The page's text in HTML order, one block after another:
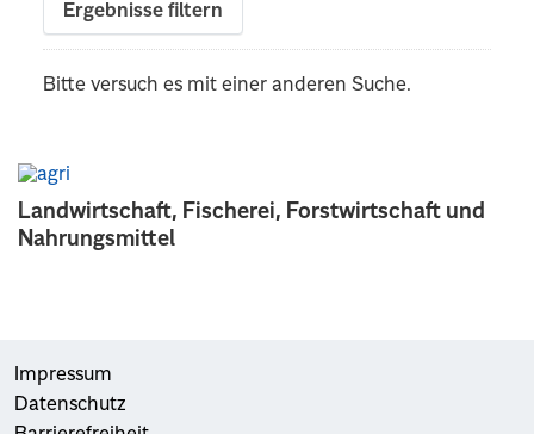
Landwirtschaft, Fischerei, Forstwirtschaft und
Nahrungsmittel
Ergebnisse filtern
Bitte versuch es mit einer anderen Suche.
Impressum
Datenschutz